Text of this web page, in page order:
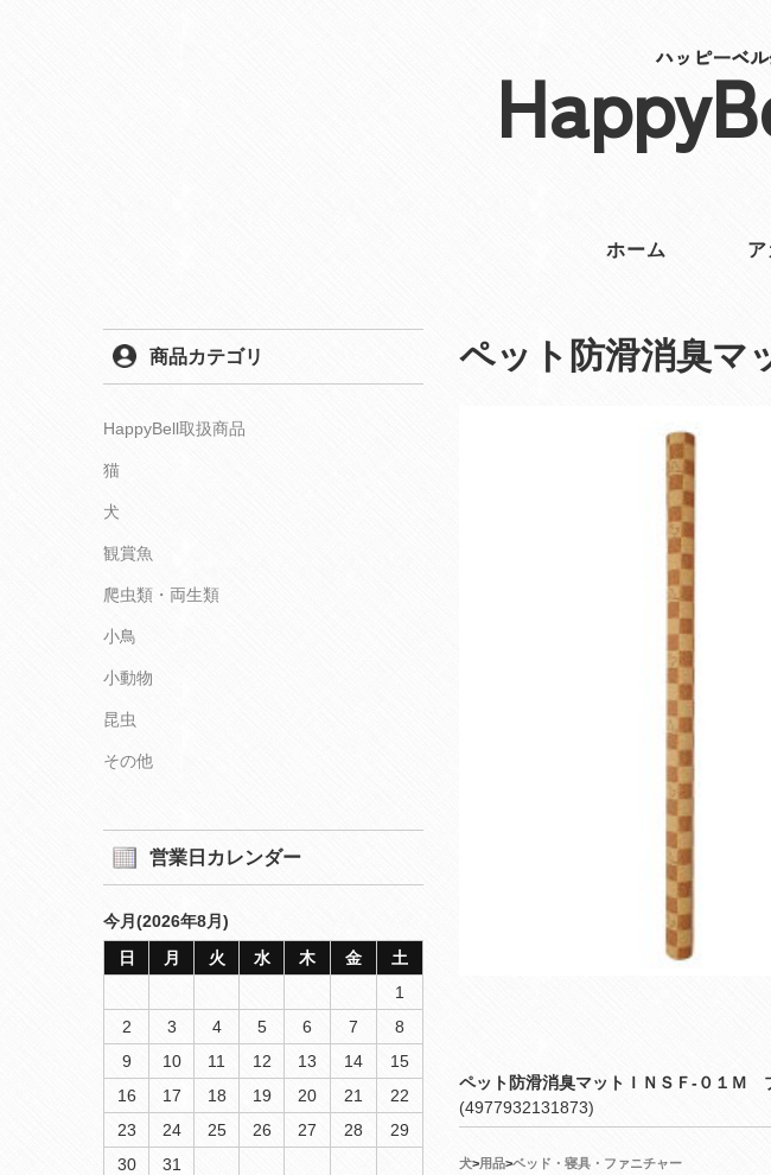
ハッピーベ
ホーム ア
ペット防滑消臭マ
ペット防滑消臭マットＩＮＳＦ‐０１Ｍ
(4977932131873)
犬>用品>ベッド・寝具・ファニチャー
商品カテゴリ
HappyBell取扱商品
猫
犬
観賞魚
爬虫類・両生類
小鳥
小動物
昆虫
その他
営業日カレンダー
今月(2026年8月)
日
月 火 水 木 金
土
1
2
3 4 5 6 7
8
9
10 11 12 13 14
15
16
17 18 19 20 21
22
23
24 25 26 27 28
29
30
31